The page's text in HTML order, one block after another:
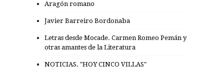
Aragón romano
Javier Barreiro Bordonaba
Letras desde Mocade. Carmen Romeo Pemán y
otras amantes de la Literatura
NOTICIAS. "HOY CINCO VILLAS"